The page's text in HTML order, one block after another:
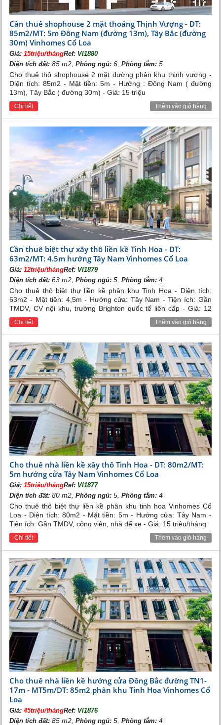
Cần thuê shophouse 2 mặt thoáng Thịnh Vượng - DT:
85m2/MT: 5m Đông Nam (đường 13m), Tây Bắc (đường
30m) Vinhomes Cổ Loa
Giá:15triệu/thángRef: VI1880
Diện tích đất: 85 m2,Phòng ngủ: 6,Phòng tắm: 5
Cho thuê thô shophouse 2 mặt đường phân khu thịnh vượng -
Diện tích: 85m2 - Mặt tiền: 5m - Hướng : Đông Nam ( đường
13m), Tây Bắc ( đường 30m) - Giá: 15 triệu
Chi tiết Thêm vào giỏ hàng
Cần thuê biệt thự xây thô liền kề Tinh Hoa - DT:
63m2/MT: 4.5m hướng Tây Nam Vinhomes Cổ Loa
Giá:12triệu/thángRef: VI1879
Diện tích đất: 63 m2,Phòng ngủ: 5,Phòng tắm: 4
Cho thuê thô biệt thự liền kề phân khu Tinh Hoa - Diện tích:
63m2 - Mặt tiền: 4,5m - Hướng cửa: Tây Nam - Tiện ích: Gần
TMDV, CV nội khu, trường Brighton quốc tế liên cấp - Giá: 12
triệu/tháng
Chi tiết Thêm vào giỏ hàng
Cho thuê nhà liền kề xây thô Tinh Hoa - DT: 80m2/MT:
5m hướng cửa Tây Nam Vinhomes Cổ Loa
Giá:15triệu/thángRef: VI1877
Diện tích đất: 80 m2,Phòng ngủ: 5,Phòng tắm: 4
Cho thuê thô biệt thự liền kề phân khu tinh hoa Vinhomes Cổ
Loa - Diện tích: 80m2 - Mặt tiền: 5m - Hướng cửa: Tây Nam -
Tiện ích: Gần TMDV, công viên, nhà để xe - Giá: 15 triệu/tháng
Chi tiết Thêm vào giỏ hàng
Cho thuê nhà liền kề hướng cửa Đông Bắc đường TN1-
17m - MT5m/DT: 85m2 phân khu Tinh Hoa Vinhomes Cổ
Loa
Giá:45triệu/thángRef: VI1876
Diện tích đất: 85 m2,Phòng ngủ: 5,Phòng tắm: 4